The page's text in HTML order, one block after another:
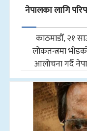
नेपालका लागि
काठमाडौँ, २१
लोकतन्त्रमा
आलोचना गर्दै